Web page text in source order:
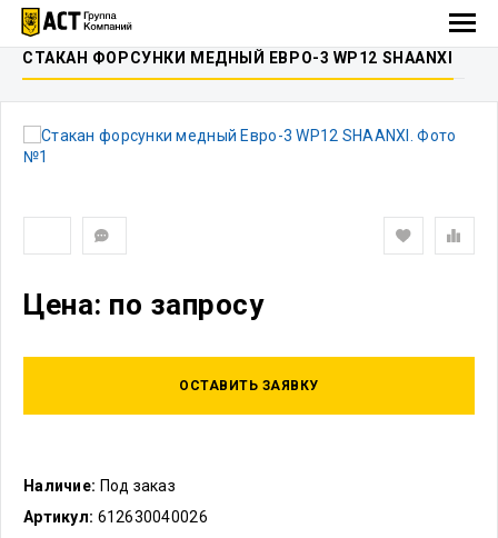
СТАКАН ФОРСУНКИ МЕДНЫЙ ЕВРО-3 WP12 SHAANXI
Наличие: Под заказ
Артикул: 612630040026
Цена: по запросу
ОСТАВИТЬ ЗАЯВКУ